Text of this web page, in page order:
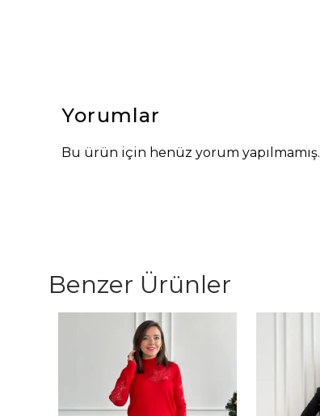
Yorumlar
Bu ürün için henüz yorum yapılmamış.
Benzer Ürünler